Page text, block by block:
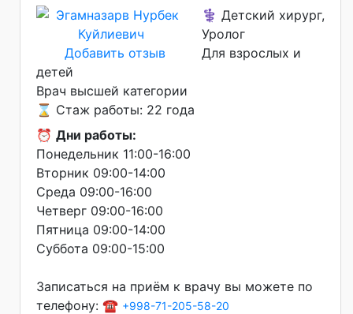
Добавить отзыв
⚕️ Детский хирург,
Уролог
Для взрослых и
детей
Врач высшей категории
⌛ Стаж работы: 22 года
⏰ Дни работы:
Понедельник 11:00-16:00
Вторник 09:00-14:00
Среда 09:00-16:00
Четверг 09:00-16:00
Пятница 09:00-14:00
Суббота 09:00-15:00
Записаться на приём к врачу вы можете по
телефону: ☎️ +998-71-205-58-20